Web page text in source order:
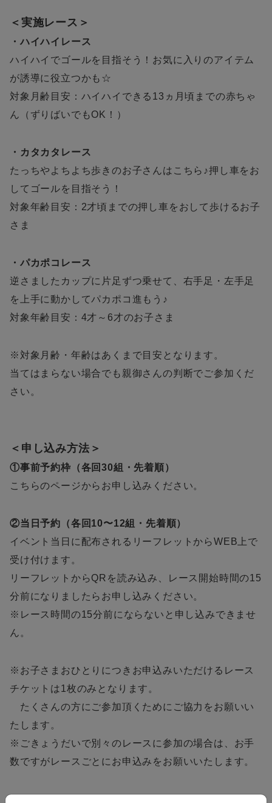
＜実施レース＞
・ハイハイレース
ハイハイでゴールを目指そう！お気に入りのアイテム
が誘導に役立つかも☆
対象月齢目安：ハイハイできる13ヵ月頃までの赤ちゃ
ん（ずりばいでもOK！）
・カタカタレース
たっちやよちよち歩きのお子さんはこちら♪押し車をお
してゴールを目指そう！
対象年齢目安：2才頃までの押し車をおして歩けるお子
さま
・パカポコレース
逆さましたカップに片足ずつ乗せて、右手足・左手足
を上手に動かしてパカポコ進もう♪
対象年齢目安：4才～6才のお子さま
※対象月齢・年齢はあくまで目安となります。
当てはまらない場合でも親御さんの判断でご参加くだ
さい。
＜申し込み方法＞
①事前予約枠（各回30組・先着順）
こちらのページからお申し込みください。
②当日予約（各回10〜12組・先着順）
イベント当日に配布されるリーフレットからWEB上で
受け付けます。
リーフレットからQRを読み込み、レース開始時間の15
分前になりましたらお申し込みください。
※レース時間の15分前にならないと申し込みできませ
ん。
※お子さまおひとりにつきお申込みいただけるレース
チケットは1枚のみとなります。
たくさんの方にご参加頂くためにご協力をお願いい
たします。
※ごきょうだいで別々のレースに参加の場合は、お手
数ですがレースごとにお申込みをお願いいたします。